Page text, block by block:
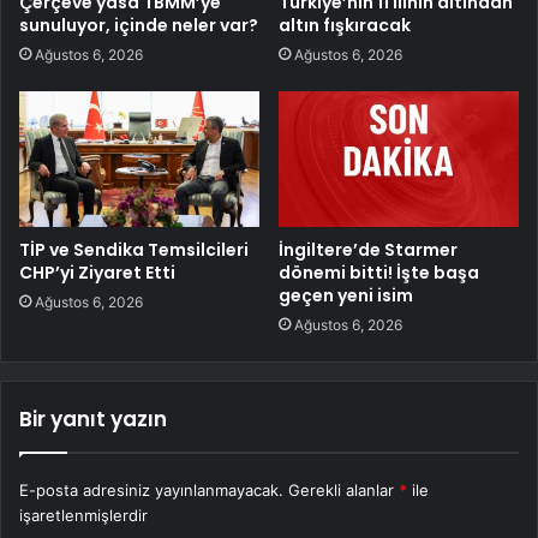
sunuluyor, içinde neler var?
Ağustos 6, 2026
altın fışkıracak
Ağustos 6, 2026
TİP ve Sendika Temsilcileri
CHP’yi Ziyaret Etti
Ağustos 6, 2026
İngiltere’de Starmer
dönemi bitti! İşte başa
geçen yeni isim
Ağustos 6, 2026
Bir yanıt yazın
E-posta adresiniz yayınlanmayacak. Gerekli alanlar * ile
işaretlenmişlerdir